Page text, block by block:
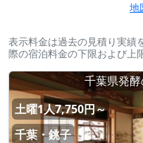
地
表示料金は過去の見積り実績
際の宿泊料金の下限および上
千葉県発
土曜1人7,750円～
千葉・銚子